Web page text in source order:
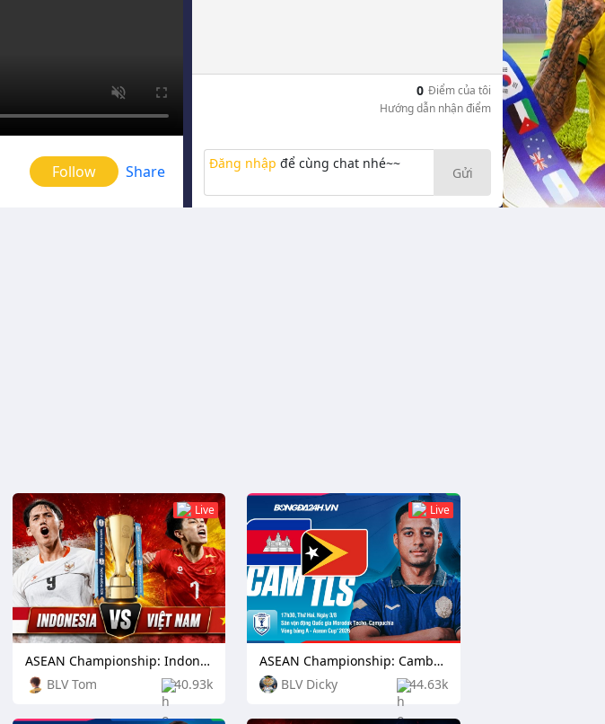
Follow Share
0 Điểm của tôi
Hướng dẫn nhận điểm
Đăng nhập để cùng chat nhé~~
Gửi
Live
BLV Tom 40.93k
ASEAN Championship: Indonesia vs Vietnam
Live
BLV Dicky 44.63k
ASEAN Championship: Cambodia vs Timor Leste